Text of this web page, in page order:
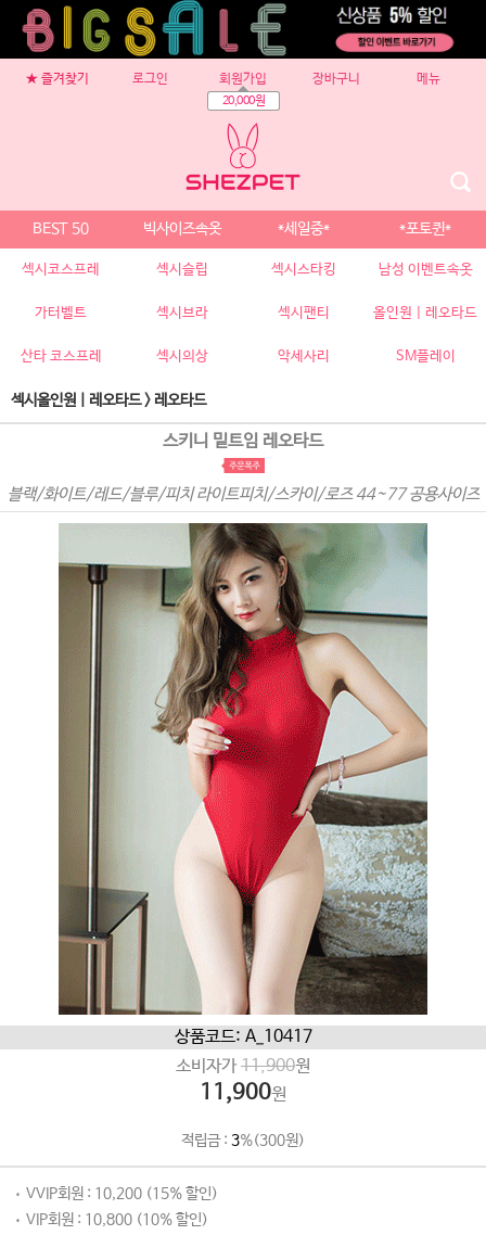
★ 즐겨찾기 로그인 회원가입
20,000원
장바구니 메뉴
BEST 50 빅사이즈속옷 *세일중* *포토퀸*
섹시코스프레 섹시슬립 섹시스타킹 남성 이벤트속옷
가터벨트 섹시브라 섹시팬티 올인원 | 레오타드
산타 코스프레 섹시의상 악세사리 SM플레이
섹시올인원 | 레오타드> 레오타드
스키니 밑트임 레오타드
블랙/화이트/레드/블루/피치 라이트피치/스카이/로즈 44~77 공용사이즈
상품코드: A_10417
소비자가 11,900원
11,900원
적립금 : 3%(300원)
VVIP회원 : 10,200 (15% 할인)
VIP회원 : 10,800 (10% 할인)